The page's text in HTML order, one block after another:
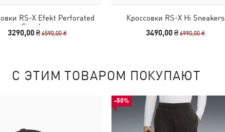
RS-X Efekt Perforated
Sneakers
3290,00 ₴6590,00 ₴
Кроссовки RS-X Hi Sneakers
3490,00 ₴6990,00 ₴
С ЭТИМ ТОВАРОМ ПОКУПАЮТ
-50%